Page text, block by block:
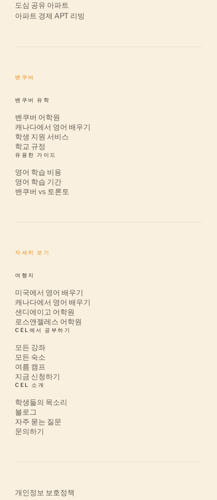
도심 공유 아파트
아파트 경제 APT 리빙
밴쿠버
밴쿠버 유학
밴쿠버 어학원
캐나다에서 영어 배우기
학생 지원 서비스
학교 규정
유용한 가이드
영어 학습 비용
영어 학습 기간
밴쿠버 vs 토론토
자세히 보기
여행지
미국에서 영어 배우기
캐나다에서 영어 배우기
샌디에이고 어학원
로스앤젤레스 어학원
CEL에서 공부하기
모든 강좌
모든 숙소
여름 캠프
지금 신청하기
CEL 소개
학생들의 목소리
블로그
자주 묻는 질문
문의하기
개인정보 보호정책